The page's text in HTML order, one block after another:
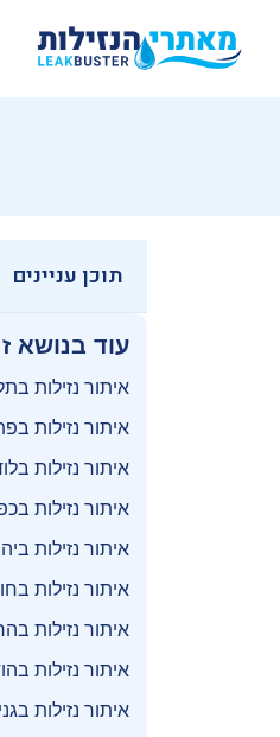
תוכן עניינים
עוד בנושא
איתור נזילות
איתור נזילות
איתור נזילות
איתור נזילות
איתור נזילות
איתור נזילות
איתור נזילות
איתור נזילות
איתור נזילות